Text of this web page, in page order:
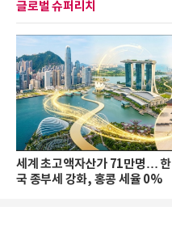
글로벌 슈퍼리치
세계 초고액자산가 71만명… 한
국 종부세 강화, 홍콩 세율 0%